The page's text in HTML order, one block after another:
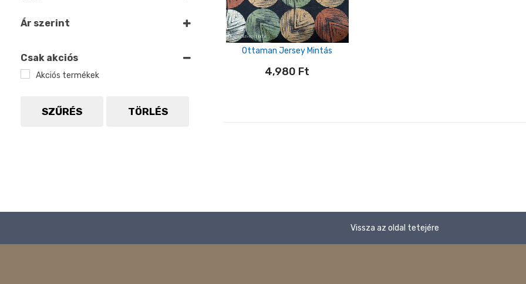
Ottaman Jersey Mintás
4,980 Ft
Ár szerint
Csak akciós
Akciós termékek
SZŰRÉS TÖRLÉS
Vissza az oldal tetejére